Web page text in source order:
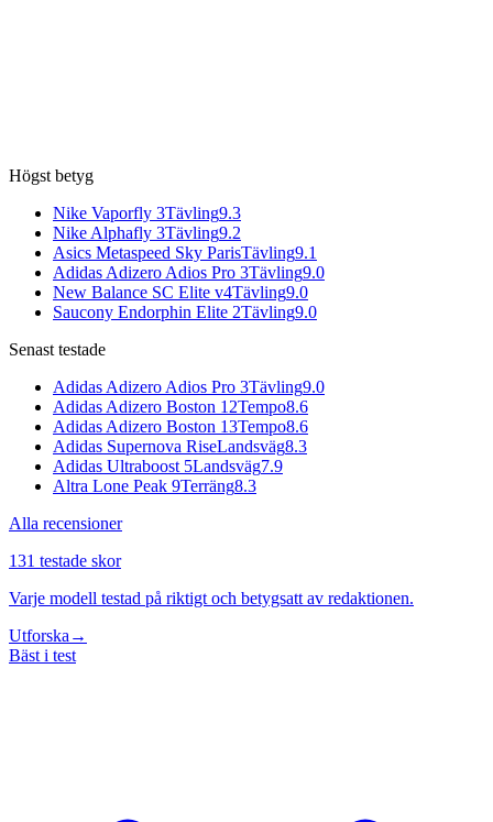
Högst betyg
Nike Vaporfly 3Tävling9.3
Nike Alphafly 3Tävling9.2
Asics Metaspeed Sky ParisTävling9.1
Adidas Adizero Adios Pro 3Tävling9.0
New Balance SC Elite v4Tävling9.0
Saucony Endorphin Elite 2Tävling9.0
Senast testade
Adidas Adizero Adios Pro 3Tävling9.0
Adidas Adizero Boston 12Tempo8.6
Adidas Adizero Boston 13Tempo8.6
Adidas Supernova RiseLandsväg8.3
Adidas Ultraboost 5Landsväg7.9
Altra Lone Peak 9Terräng8.3
Alla recensioner
131 testade skor
Varje modell testad på riktigt och betygsatt av redaktionen.
Utforska →
Bäst i test